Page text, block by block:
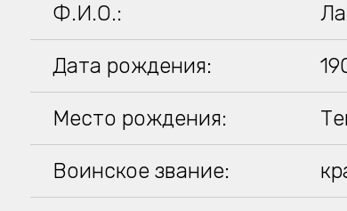
Ф.И.О.:
Дата рождения:
Место рождения:
Воинское звание: